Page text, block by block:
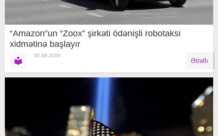
“Amazon”un “Zoox” şirkəti ödənişli robotaksi
xidmətinə başlayır
05.08.2026
Ətraflı